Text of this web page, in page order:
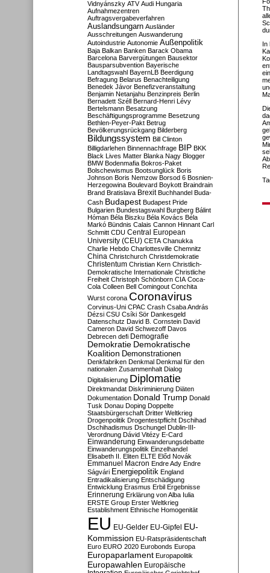
In
Vidnyánszky ATV Audi Hungaria
Aufnahmezentren
Auftragsvergabeverfahren
Auslandsungarn Ausländer
Ausschreitungen Auswanderung
Autoindustrie Autonomie Außenpolitik
Baja Balkan Banken Barack Obama
Barcelona Barvergütungen Bausektor
Bausparsubvention Bayerische
Landtagswahl BayernLB Beerdigung
Befragung Belarus Benachteiligung
Benedek Jávor Benefizveranstaltung
Benjamin Netanjahu Benzinpreis Berlin
Bernadett Széll Bernard-Henri Lévy
Bertelsmann Besatzung
Beschäftigungsprogramme Besetzung
Bethlen-Peyer-Pakt Betrug
Bevölkerungsrückgang Bilderberg
Bildungssystem Bill Clinton
Billigdarlehen Binnennachfrage BIP BKK
Black Lives Matter Blanka Nagy Blogger
BMW Bodenmafia Bokros-Paket
Bolschewismus Bootsunglück Boris
Johnson Boris Nemzow Borsod 6 Bosnien-
Herzegowina Boulevard Boykott Braindrain
Brand Bratislava Brexit Buchhandel Buda-
Cash Budapest Budapest Pride
Bulgarien Bundestagswahl Burgberg Bálint
Hóman Béla Biszku Béla Kovács Béla
Markó Bündnis Calais Cannon Hinnant Carl
Schmitt CDU Central European
University (CEU) CETA Chanukka
Charlie Hebdo Charlottesville Chemnitz
China Christchurch Christdemokratie
Christentum Christian Kern Christlich-
Demokratische Internationale Christliche
Freiheit Christoph Schönborn CIA Coca-
Cola Colleen Bell Comingout Conchita
Wurst corona Coronavirus
Corvinus-Uni CPAC Crash Csaba András
Dézsi CSU Csíki Sör Dankesgeld
Datenschutz David B. Cornstein David
Cameron David Schwezoff Davos
Debrecen defi Demografie
Demokratie Demokratische
Koalition Demonstrationen
Denkfabriken Denkmal Denkmal für den
nationalen Zusammenhalt Dialog
Digitalisierung Diplomatie
Direktmandat Diskriminierung Diäten
Dokumentation Donald Trump Donald
Tusk Donau Doping Doppelte
Staatsbürgerschaft Dritter Weltkrieg
Drogenpolitik Drogentestpflicht Dschihad
Dschihadismus Dschungel Dublin-III-
Verordnung Dávid Vitézy E-Card
Einwanderung Einwanderungsdebatte
Einwanderungspolitik Einzelhandel
Elisabeth II. Eliten ELTE Előd Novák
Emmanuel Macron Endre Ady Endre
Ságvári Energiepolitik England
Entradikalisierung Entschädigung
Entwicklung Erasmus Erbil Ergebnisse
Erinnerung Erklärung von Alba Iulia
ERSTE Group Erster Weltkrieg
Establishment Ethnische Homogenität
EU EU-Gelder EU-Gipfel EU-
Kommission EU-Ratspräsidentschaft
Euro EURO 2020 Eurobonds Europa
Europaparlament Europapolitik
Europawahlen Europäische